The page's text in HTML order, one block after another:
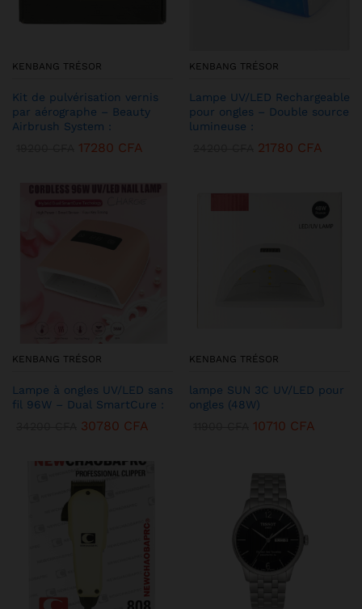
KENBANG TRÉSOR
Kit de pulvérisation vernis
par aérographe – Beauty
Airbrush System :
17280 CFA
KENBANG TRÉSOR
Lampe UV/LED Rechargeable
pour ongles – Double source
lumineuse :
21780 CFA
KENBANG TRÉSOR
Lampe à ongles UV/LED sans
fil 96W – Dual SmartCure :
30780 CFA
KENBANG TRÉSOR
lampe SUN 3C UV/LED pour
ongles (48W)
10710 CFA